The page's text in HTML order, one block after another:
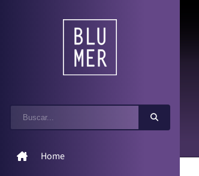
Home